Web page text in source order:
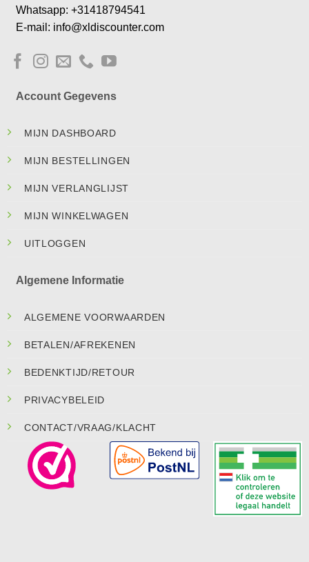
Whatsapp: +31418794541
E-mail: info@xldiscounter.com
Account Gegevens
MIJN DASHBOARD
MIJN BESTELLINGEN
MIJN VERLANGLIJST
MIJN WINKELWAGEN
UITLOGGEN
Algemene Informatie
ALGEMENE VOORWAARDEN
BETALEN/AFREKENEN
BEDENKTIJD/RETOUR
PRIVACYBELEID
CONTACT/VRAAG/KLACHT